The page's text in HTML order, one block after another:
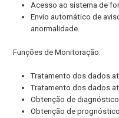
Acesso ao sistema de
Envio automático de
anormalidade.
Funções de Monitoração:
Tratamento dos dados
Tratamento dos dados
Obtenção de
Obtenção de